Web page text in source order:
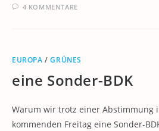
4 KOMMENTARE
EUROPA /GRÜNES
eine Sonder-BDK
Warum wir trotz einer Abstimmung
kommenden Freitag eine Sonder-